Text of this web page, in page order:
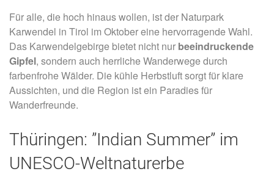
Für alle, die hoch hinaus wollen, ist der Naturpark
Karwendel in Tirol im Oktober eine hervorragende Wahl.
Das Karwendelgebirge bietet nicht nur beeindruckende
Gipfel, sondern auch herrliche Wanderwege durch
farbenfrohe Wälder. Die kühle Herbstluft sorgt für klare
Aussichten, und die Region ist ein Paradies für
Wanderfreunde.
Thüringen: ”Indian Summer” im
UNESCO-Weltnaturerbe